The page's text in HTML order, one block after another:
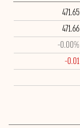
471.65
471.66
-0.00%
-0.01